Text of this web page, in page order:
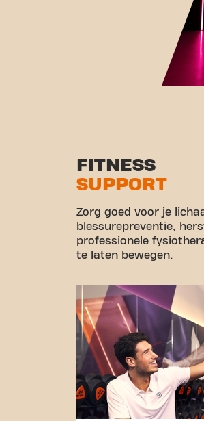
FITNESS
SUPPORT
Zorg goed voor je
blessurepreventie,
professionele
te laten bewegen.